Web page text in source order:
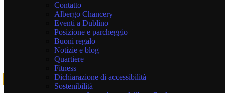
Contatto
Albergo Chancery
Eventi a Dublino
Posizione e parcheggio
Buoni regalo
Notizie e blog
Quartiere
Fitness
Dichiarazione di accessibilità
Sostenibilità
Each of our two suites features its own private terrace the perfect
spot to unwind with a cocktail or a glass of bubbly before heading
out to explore the city. These spacious rooms offer extra living space
and direct access to the terrace, along with thoughtful upgraded
touches to make your stay even more comfortable.
Book direct for the best rates on luxury hotel suites in Dublin City.